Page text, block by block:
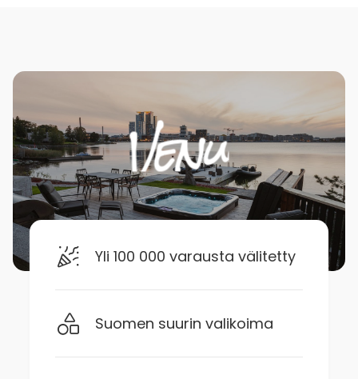
Yli 100 000 varausta välitetty
Suomen suurin valikoima